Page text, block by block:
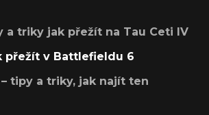
a triky jak přežít na Tau Ceti IV
přežít v Battlefieldu 6
tipy a triky, jak najít ten